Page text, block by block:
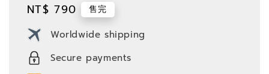
Regular
price
NT$ 790 售完
Worldwide shipping
Secure payments